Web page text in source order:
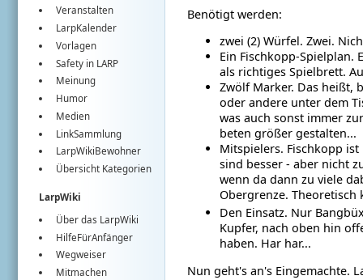
Veranstalten
LarpKalender
Vorlagen
Safety in LARP
Meinung
Humor
Medien
LinkSammlung
LarpWikiBewohner
Übersicht Kategorien
LarpWiki
Über das LarpWiki
HilfeFürAnfänger
Wegweiser
Mitmachen
Benötigt werden:
zwei (2) Würfel. Zwei.
Ein Fischkopp-Spielplan.
als richtiges Spielbrett.
Zwölf Marker. Das heißt,
oder andere unter dem
was auch sonst immer
beten größer gestalten...
Mitspielers. Fischkopp
sind besser - aber nicht
wenn da dann zu viele
Obergrenze.
Den Einsatz. Nur
Kupfer, nach oben hin
haben. Har har...
Nun geht's an's Eingemachte.